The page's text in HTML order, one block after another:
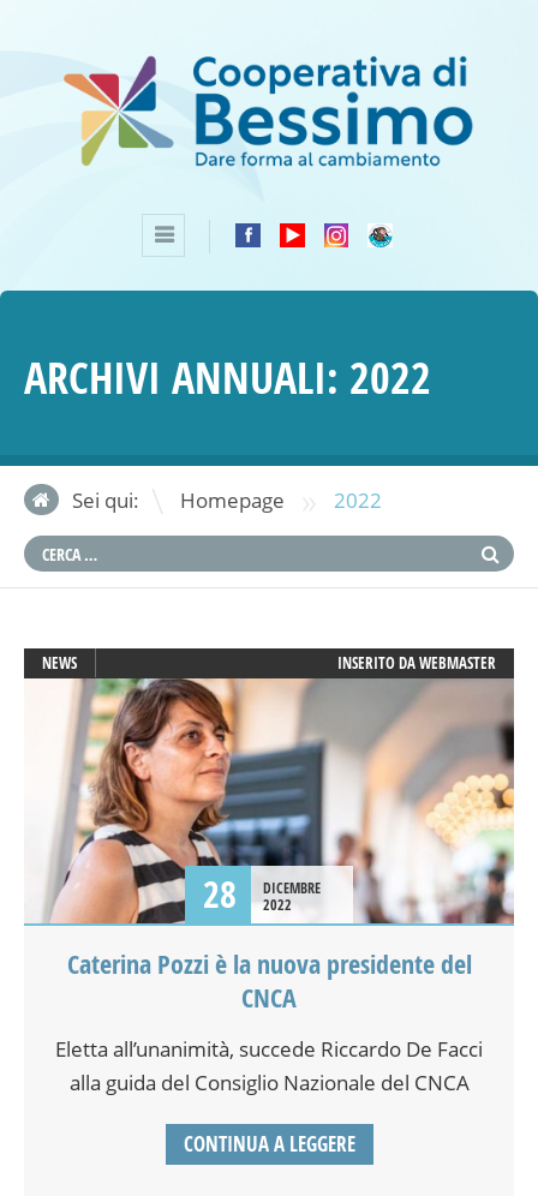
ARCHIVI ANNUALI: 2022
Sei qui: Homepage » 2022
NEWS INSERITO DAWEBMASTER
28
DICEMBRE
2022
Caterina Pozzi è la nuova presidente del
CNCA
Eletta all’unanimità, succede Riccardo De Facci
alla guida del Consiglio Nazionale del CNCA
CONTINUA A LEGGERE